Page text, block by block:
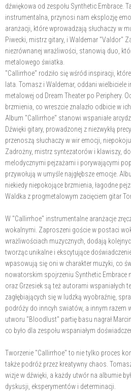
dźwiękowa od zespołu Synthetic Embrace.
instrumentalna, przynosi nam eksplozję
aranżacji, które wprowadzają słuchaczy w
Piwecki, mistrz gitary, i Waldemar "Valdor"
niezrównanej wrażliwości, stanowią duo,
metalowego światka.
"Callirrhoe" rodziło się wśród inspiracji,
lata. Tomasz i Waldemar, oddani wielbiciele
metalowej od Dream Theater po Periphery.
brzmienia, co wreszcie znalazło odbicie w
Album "Callirrhoe" stanowi wspaniałe
Dźwięki gitary, prowadzonej z niezwykłą
przenoszą słuchaczy w wir emocji,
Zadrożny, mistrz syntezatorów i klawiszy,
melodycznymi pejzażami i porywającymi
przywołują w umyśle najgłębsze emocje.
niekiedy niepokojące brzmienia, łagodne
Waldka z progmetalowym zacięciem gitar
W "Callirrhoe" instrumentalne aranżacje
wokalnymi. Zaproszeni goście w postaci
wrażliwościach muzycznych, dodają
tworząc unikalne i ekscytujące
wpasowują się oni w charakter muzyki, co
nowatorskim spojrzeniu Synthetic Embrace
oraz Grzesiek są też autorami wspaniałych
zagłębiających się w ludzką wyobraźnię,
podróży do inncyh swiatów, a innym razem
utworu "Bloodlust" partię basu nagrał
co było dla zespołu wspaniałym
Tworzenie "Callirrhoe" to nie tylko proces
także podróż przez kreatywny chaos.
wizje w dźwięki, a każdy utwór na albumie
dyskusji, eksperymentów i determinacji.